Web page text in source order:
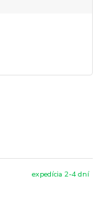
expedícia 2-4 dní